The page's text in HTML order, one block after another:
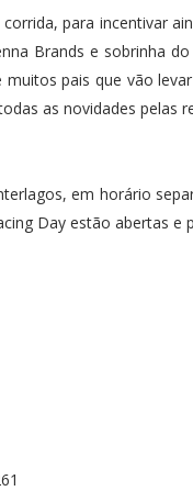
para incentivar
Brands e sobrinha
pais que vão
as novidades pelas
em horário
Day estão abertas e